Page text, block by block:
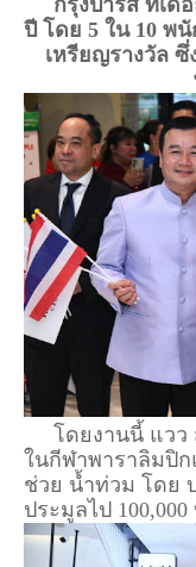
กรุงปารีส ที่เด
ปี โดย 5 ใน 10 พ
เหรียญรางวัล
โดยงานนี้ แวว
ในกีฬาพาราลิมปิ
ช่วย น้ำท่วม โดย
ประมูลไป 100,000